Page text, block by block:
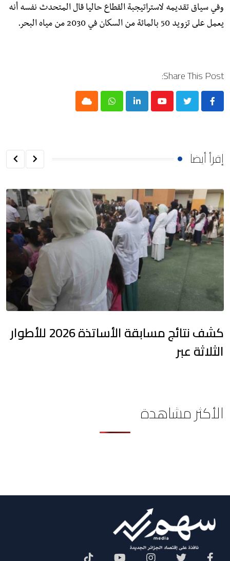
وفي سياق تقديمه لاستراتيجبة القطاع حاليا قال المتحدث نفسه أنه
يعمل على تزويد 50 بالمائة من السكان في 2030 من مياه البحر.
Share This Post:
Youtube
LinkedIn
Whatsapp
Cloud
إقرأ أيضا
كشف نتائج مسابقة الأساتذة 2026 للأطوار
الثلاثة عبر
الأكثر مشاهدة